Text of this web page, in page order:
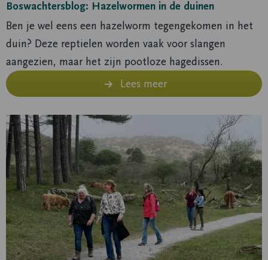
Boswachtersblog: Hazelwormen in de duinen
Ben je wel eens een hazelworm tegengekomen in het
duin? Deze reptielen worden vaak voor slangen
aangezien, maar het zijn pootloze hagedissen.
Lees meer
Lees
meer
over
Samenwerking
tussen
Nationaal
Park
Zuid-
Kennemerland